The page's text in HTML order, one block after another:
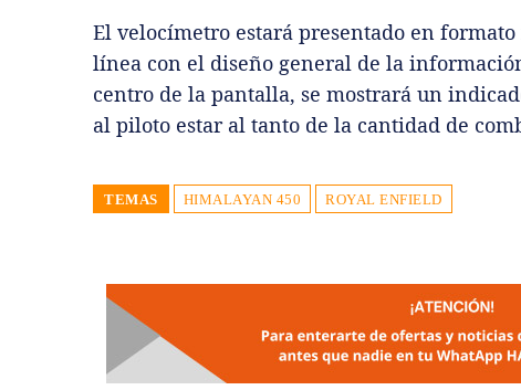
El velocímetro estará presentado en
línea con el diseño general de la
centro de la pantalla, se mostrará un
al piloto estar al tanto de la cantidad de
TEMAS HIMALAYAN 450 ROYAL ENFIELD